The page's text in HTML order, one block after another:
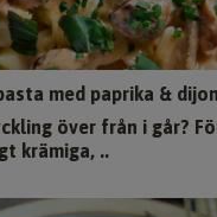
med paprika &
över från i går?
krämiga, ..